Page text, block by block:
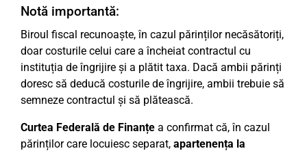
Notă importantă:
Biroul fiscal recunoaște, în cazul părinților necăsătoriți,
doar costurile celui care a încheiat contractul cu
instituția de îngrijire și a plătit taxa. Dacă ambii părinți
doresc să deducă costurile de îngrijire, ambii trebuie să
semneze contractul și să plătească.
Curtea Federală de Finanțe a confirmat că, în cazul
părinților care locuiesc separat, apartenența la